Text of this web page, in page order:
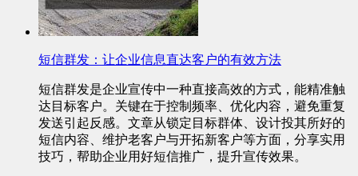
短信群发：让企业信息直达客户的有效方法
短信群发是企业宣传中一种直接高效的方式，能精准触
达目标客户。关键在于控制频率、优化内容，避免重复
发送引起反感。文章从锁定目标群体、设计投其所好的
短信内容、维护老客户与开拓新客户等方面，分享实用
技巧，帮助企业用好短信推广，提升宣传效果。